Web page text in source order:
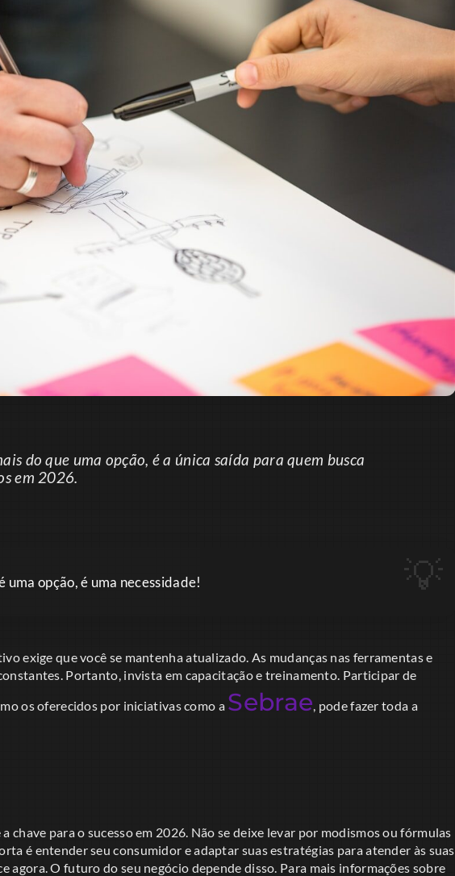
do que uma opção, é a única saída para quem busca
em 2026.
opção, é uma necessidade!
exige que você se mantenha atualizado. As mudanças nas ferramentas e
Portanto, invista em capacitação e treinamento. Participar de
os oferecidos por iniciativas como a Sebrae , pode fazer toda a
chave para o sucesso em 2026. Não se deixe levar por modismos ou fórmulas
é entender seu consumidor e adaptar suas estratégias para atender às suas
agora. O futuro do seu negócio depende disso. Para mais informações sobre